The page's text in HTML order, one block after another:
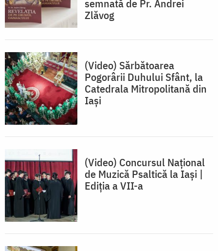
semnată de Pr. Andrei
Zlăvog
(Video) Sărbătoarea
Pogorârii Duhului Sfânt, la
Catedrala Mitropolitană din
Iași
(Video) Concursul Național
de Muzică Psaltică la Iași |
Ediția a VII-a